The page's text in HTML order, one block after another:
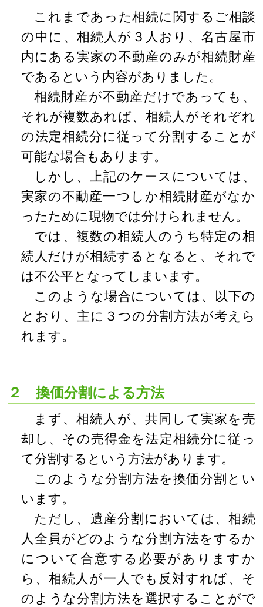
これまであった相続に関するご相談
の中に、相続人が３人おり、名古屋市
内にある実家の不動産のみが相続財産
であるという内容がありました。
相続財産が不動産だけであっても、
それが複数あれば、相続人がそれぞれ
の法定相続分に従って分割することが
可能な場合もあります。
しかし、上記のケースについては、
実家の不動産一つしか相続財産がなか
ったために現物では分けられません。
では、複数の相続人のうち特定の相
続人だけが相続するとなると、それで
は不公平となってしまいます。
このような場合については、以下の
とおり、主に３つの分割方法が考えら
れます。
２ 換価分割による方法
まず、相続人が、共同して実家を売
却し、その売得金を法定相続分に従っ
て分割するという方法があります。
このような分割方法を換価分割とい
います。
ただし、遺産分割においては、相続
人全員がどのような分割方法をするか
について合意する必要がありますか
ら、相続人が一人でも反対すれば、そ
のような分割方法を選択することがで